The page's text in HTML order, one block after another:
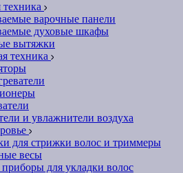
техника
варочные панели
духовые шкафы
вытяжки
техника
и увлажнители воздуха
для стрижки волос и триммеры
весы
для укладки волос